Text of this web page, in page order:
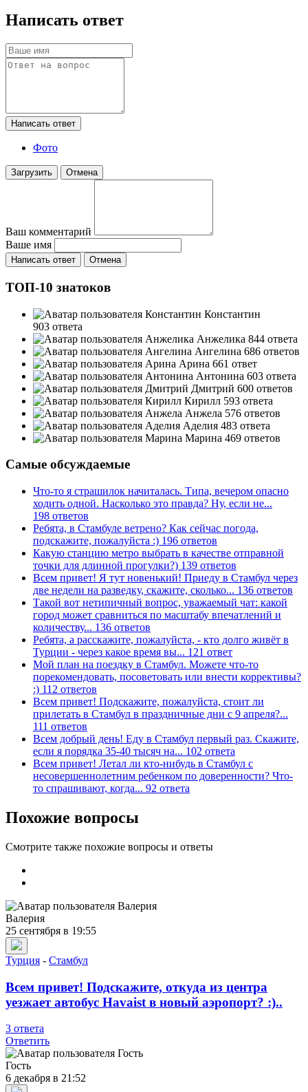
Написать ответ
Написать ответ
Фото
Загрузить Отмена
Ваш комментарий
Ваше имя
Написать ответ Отмена
ТОП-10 знатоков
Константин
903 ответа
Анжелика 844 ответа
Ангелина 686 ответов
Арина 661 ответ
Антонина 603 ответа
Дмитрий 600 ответов
Кирилл 593 ответа
Анжела 576 ответов
Аделия 483 ответа
Марина 469 ответов
Самые обсуждаемые
Что-то я страшилок начиталась. Типа, вечером опасно
ходить одной. Насколько это правда? Ну, если не...
198 ответов
Ребята, в Стамбуле ветрено? Как сейчас погода,
подскажите, пожалуйста :) 196 ответов
Какую станцию метро выбрать в качестве отправной
точки для длинной прогулки?) 139 ответов
Всем привет! Я тут новенький! Приеду в Стамбул через
две недели на разведку, скажите, сколько... 136 ответов
Такой вот нетипичный вопрос, уважаемый чат: какой
город может сравниться по масштабу впечатлений и
количеству... 136 ответов
Ребята, а расскажите, пожалуйста, - кто долго живёт в
Турции - через какое время вы... 121 ответ
Мой план на поездку в Стамбул. Можете что-то
порекомендовать, посоветовать или внести коррективы?
:) 112 ответов
Всем привет! Подскажите, пожалуйста, стоит ли
прилетать в Стамбул в праздничные дни с 9 апреля?...
111 ответов
Всем добрый день! Еду в Стамбул первый раз. Скажите,
если я порядка 35-40 тысяч на... 102 ответа
Всем привет! Летал ли кто-нибудь в Стамбул с
несовершеннолетним ребенком по доверенности? Что-
то спрашивают, когда... 92 ответа
Похожие вопросы
Смотрите также похожие вопросы и ответы
Валерия
25 сентября в 19:55
Турция - Стамбул
Всем привет! Подскажите, откуда из центра
уезжает автобус Havaist в новый аэропорт? :)..
3 ответа
Ответить
︎Гость
6 декабря в 21:52